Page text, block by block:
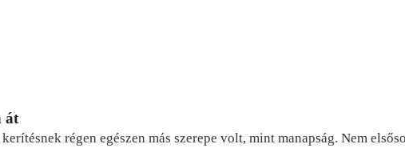
át
régen egészen más szerepe volt, mint manapság. Nem